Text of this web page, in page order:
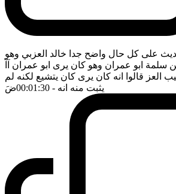
على كل حال واضح جدا خالد العزبي وهو
سلمة ابو عمران وهو كان يرى ابو عمران آآ
العز قالوا انه كان يرى كان يتشيع لكنه لم
يثبت منه انه - 00:01:30 ضَ